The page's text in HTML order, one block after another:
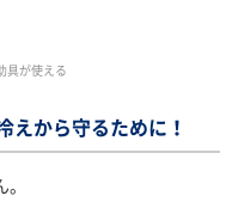
が使える
えから守るために！